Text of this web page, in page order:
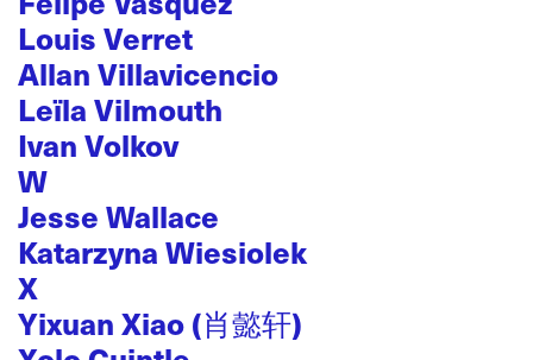
Louis Verret
Allan Villavicencio
Leïla Vilmouth
Ivan Volkov
W
Jesse Wallace
Katarzyna Wiesiolek
X
Yixuan Xiao (肖懿轩)